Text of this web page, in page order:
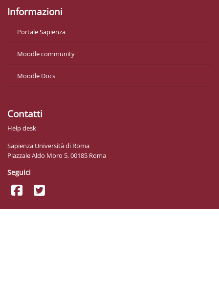
Informazioni
Portale Sapienza
Moodle community
Moodle Docs
Contatti
Help desk
Sapienza Università di Roma
Piazzale Aldo Moro 5, 00185 Roma
Seguici